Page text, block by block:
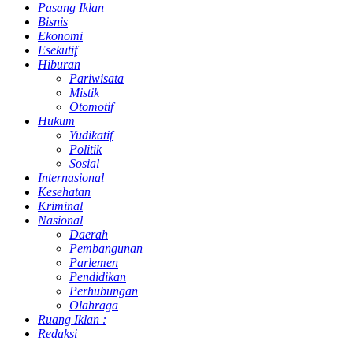
Pasang Iklan
Bisnis
Ekonomi
Esekutif
Hiburan
Pariwisata
Mistik
Otomotif
Hukum
Yudikatif
Politik
Sosial
Internasional
Kesehatan
Kriminal
Nasional
Daerah
Pembangunan
Parlemen
Pendidikan
Perhubungan
Olahraga
Ruang Iklan :
Redaksi